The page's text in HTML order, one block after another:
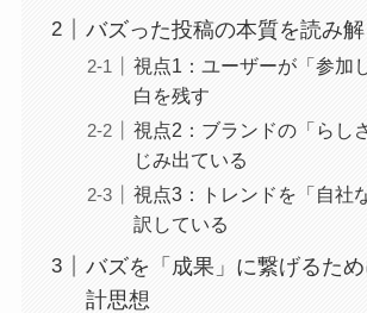
バズった投稿の本質を読み
視点1：ユーザーが「参加
白を残す
視点2：ブランドの「らし
じみ出ている
視点3：トレンドを「自社
訳している
バズを「成果」に繋げるた
計思想